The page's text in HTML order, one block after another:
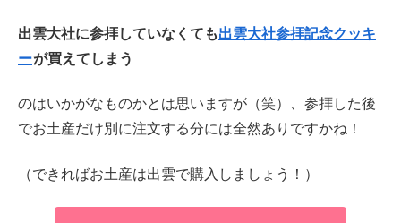
出雲大社に参拝していなくても出雲大社参拝記念クッキ
ーが買えてしまう
のはいかがなものかとは思いますが（笑）、参拝した後
でお土産だけ別に注文する分には全然ありですかね！
（できればお土産は出雲で購入しましょう！）